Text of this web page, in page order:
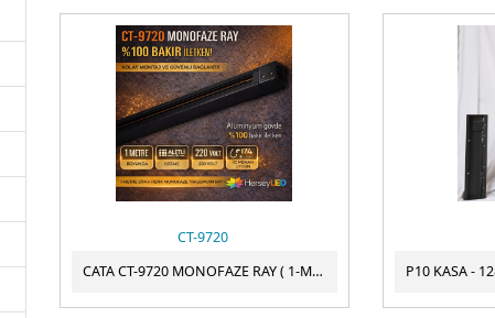
CT-9720
CATA CT-9720 MONOFAZE RAY ( 1-MT ) SİYAH KASA - TAM BAKIR - ALİMİNYUM GÖVDE